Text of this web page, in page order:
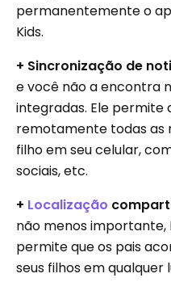
permanentemente o
Kids.
+ Sincronização de
e você não a encontra
integradas. Ele permite
remotamente todas as
filho em seu celular,
sociais, etc.
+ Localização
não menos importante,
permite que os pais
seus filhos em qualquer